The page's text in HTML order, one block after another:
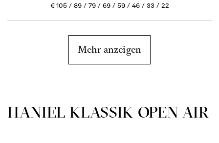
€105 89 79 69 59 46 33 22
Mehr anzeigen
HANIEL KLASSIK OPEN AIR